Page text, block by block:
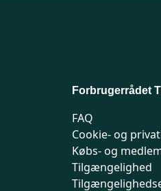
Forbrugerrådet
FAQ
Cookie- og
Købs- og
Tilgængelighed